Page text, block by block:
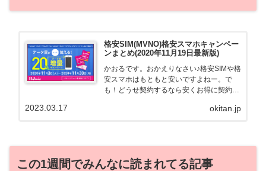
格安SIM(MVNO)格安スマホキャンペー
ンまとめ(2020年11月19日最新版)
かおるです。おかえりなさい♪格安SIMや格
安スマホはもともと安いですよねー。で
も！どうせ契約するなら安くお得に契約し
る自身も、そういう案件を常に狙ってます
okitan.jp
2023.03.17
この1週間でみんなに読まれてる記事